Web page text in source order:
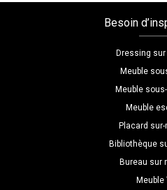
Besoin
Dressing
Meuble
Meuble
Meuble
Placard
Bibliothèque
Bureau sur
Meuble